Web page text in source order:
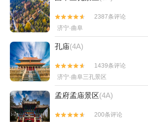


2387条评论
济宁·曲阜
孔庙(4A)


1439条评论
济宁·曲阜三孔景区
孟府孟庙景区(4A)


200条评论